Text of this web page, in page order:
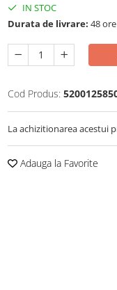
IN STOC
Durata de livrare: 48 ore
Cod Produs:
La achizitionarea acestui
Adauga la Favorite